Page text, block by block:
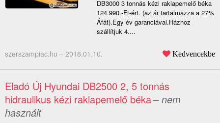
DB3000 3 tonnás kézi raklapemelő béka
124.990.-Ft-ért. (az ár tartalmazza a 27%
Áfát).Egy év garanciával.Házhoz
szállítjuk 4....
szerszampiac.hu – 2018.01.10. Kedvencekbe
Eladó Új Hyundai DB2500 2, 5 tonnás
hidraulikus kézi raklapemelő béka– nem
használt